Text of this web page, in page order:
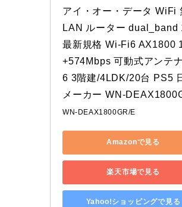
アイ・オー・データ WiFi
LAN ルーター dual_band
最新規格 Wi-Fi6 AX1800
+574Mbps 可動式アンテ
6 3階建/4LDK/20台 PS5
メーカー WN-
WN-DEAX1800GR/E
Amazonで見る
楽天市場で見る
Yahoo!ショッピングで見る